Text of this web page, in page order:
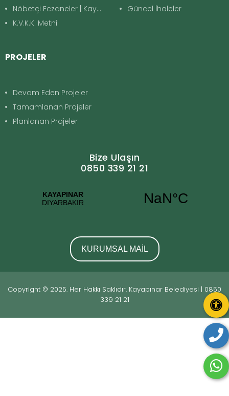
Nöbetçi Eczaneler | Kayapınar
K.V.K.K. Metni
Güncel İhaleler
PROJELER
Devam Eden Projeler
Tamamlanan Projeler
Planlanan Projeler
Bize Ulaşın
0850 339 21 21
KURUMSAL MAİL
Copyright © 2025. Her Hakkı Saklıdır. Kayapınar Belediyesi | 0850
339 21 21